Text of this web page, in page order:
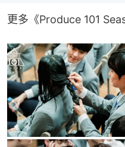
更多《Produce 101